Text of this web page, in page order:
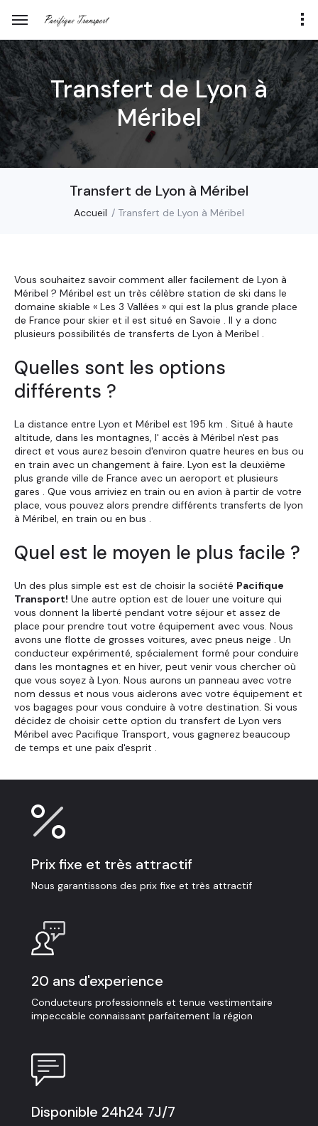
Transfert de Lyon à
Méribel
Transfert de Lyon à Méribel
Accueil Transfert de Lyon à Méribel
Vous souhaitez savoir comment aller facilement de Lyon à
Méribel ? Méribel est un très célèbre station de ski dans le
domaine skiable « Les 3 Vallées » qui est la plus grande place
de France pour skier et il est situé en Savoie . Il y a donc
plusieurs possibilités de transferts de Lyon à Meribel .
Quelles sont les options
différents ?
La distance entre Lyon et Méribel est 195 km . Situé à haute
altitude, dans les montagnes, l' accès à Méribel n'est pas
direct et vous aurez besoin d'environ quatre heures en bus ou
en train avec un changement à faire. Lyon est la deuxième
plus grande ville de France avec un aeroport et plusieurs
gares . Que vous arriviez en train ou en avion à partir de votre
place, vous pouvez alors prendre différents transferts de lyon
à Méribel, en train ou en bus .
Quel est le moyen le plus facile ?
Un des plus simple est est de choisir la société Pacifique
Transport! Une autre option est de louer une voiture qui
vous donnent la liberté pendant votre séjour et assez de
place pour prendre tout votre équipement avec vous. Nous
avons une flotte de grosses voitures, avec pneus neige . Un
conducteur expérimenté, spécialement formé pour conduire
dans les montagnes et en hiver, peut venir vous chercher où
que vous soyez à Lyon. Nous aurons un panneau avec votre
nom dessus et nous vous aiderons avec votre équipement et
vos bagages pour vous conduire à votre destination. Si vous
décidez de choisir cette option du transfert de Lyon vers
Méribel avec Pacifique Transport, vous gagnerez beaucoup
de temps et une paix d'esprit .
Prix fixe et très attractif
Nous garantissons des prix fixe et très attractif
20 ans d'experience
Conducteurs professionnels et tenue vestimentaire
impeccable connaissant parfaitement la région
Disponible 24h24 7J/7